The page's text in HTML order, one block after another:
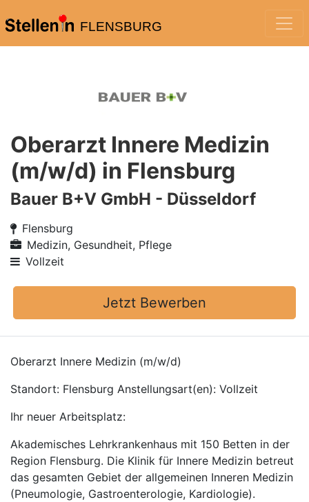
FLENSBURG
Oberarzt Innere Medizin
(m/w/d) in Flensburg
Bauer B+V GmbH - Düsseldorf
Flensburg
Medizin, Gesundheit, Pflege
Vollzeit
Jetzt Bewerben
Oberarzt Innere Medizin (m/w/d)
Standort: Flensburg Anstellungsart(en): Vollzeit
Ihr neuer Arbeitsplatz:
Akademisches Lehrkrankenhaus mit 150 Betten in der
Region Flensburg. Die Klinik für Innere Medizin betreut
das gesamten Gebiet der allgemeinen Inneren Medizin
(Pneumologie, Gastroenterologie, Kardiologie).